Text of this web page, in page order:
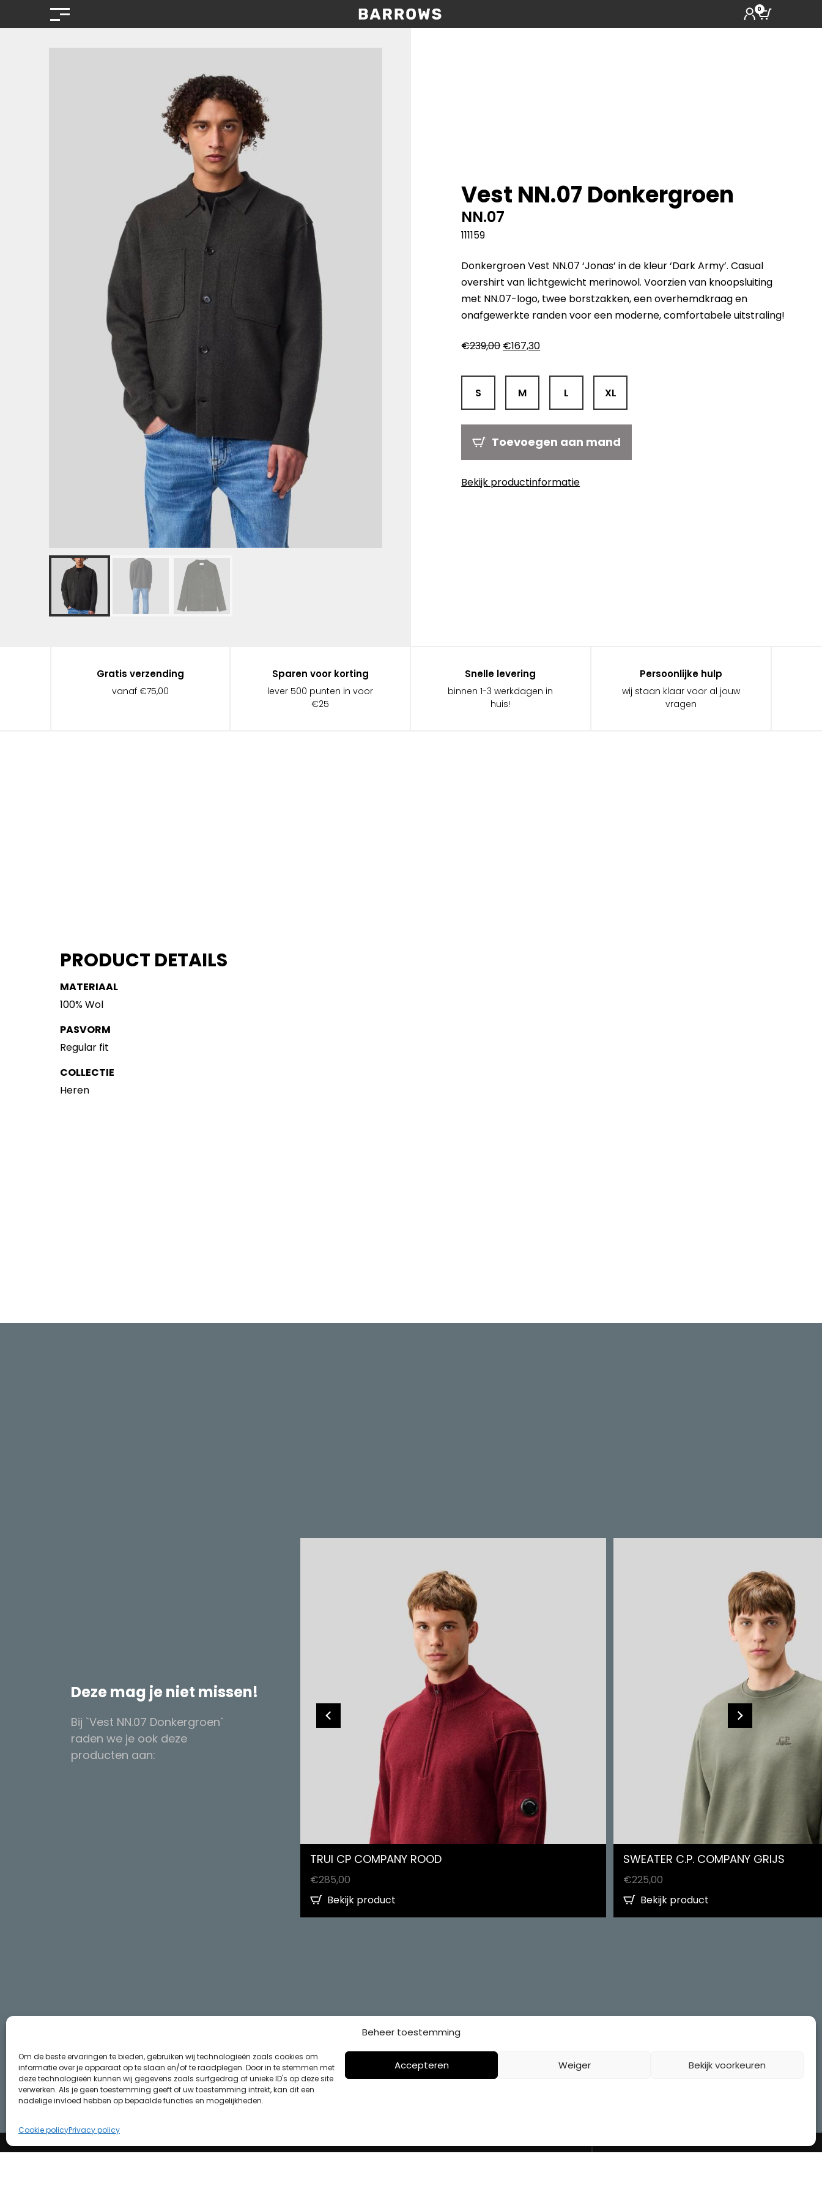
Beheer toestemming
Om de beste ervaringen te bieden, gebruiken wij technologieën zoals cookies om
informatie over je apparaat op te slaan en/of te raadplegen. Door in te stemmen met
deze technologieën kunnen wij gegevens zoals surfgedrag of unieke ID's op deze site
verwerken. Als je geen toestemming geeft of uw toestemming intrekt, kan dit een
nadelige invloed hebben op bepaalde functies en mogelijkheden.
Accepteren Weiger Bekijk voorkeuren
Cookie policyPrivacy policy
0
Vest NN.07 Donkergroen
NN.07
111159
Donkergroen Vest NN.07 ‘Jonas’ in de kleur ‘Dark Army’. Casual
overshirt van lichtgewicht merinowol. Voorzien van knoopsluiting
met NN.07-logo, twee borstzakken, een overhemdkraag en
onafgewerkte randen voor een moderne, comfortabele uitstraling!
€239,00 Oorspronkelijke
was:
€239,00.
€167,30Huidige
€167,30.
S M L XL
Toevoegen aan mand
Bekijk productinformatie
Gratis verzending
vanaf €75,00
Sparen voor korting
lever 500 punten in voor
€25
Snelle levering
binnen 1-3 werkdagen in
huis!
Persoonlijke hulp
wij staan klaar voor al jouw
vragen
PRODUCT DETAILS
MATERIAAL
100% Wol
PASVORM
Regular fit
COLLECTIE
Heren
Deze mag je niet missen!
Bij `Vest NN.07 Donkergroen`
raden we je ook deze
producten aan:
TRUI CP COMPANY ROOD
€285,00
Bekijk product
SWEATER C.P. COMPANY GRIJS
€225,00
Bekijk product